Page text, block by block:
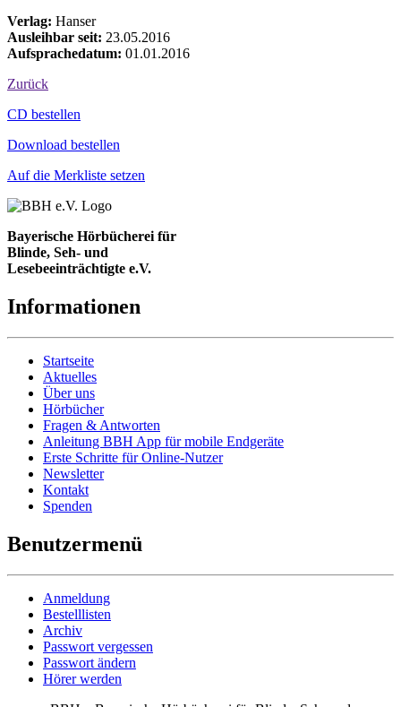
Verlag: Hanser
Ausleihbar seit: 23.05.2016
Aufsprachedatum: 01.01.2016
Zurück
Bestell-Aktionen
CD bestellen
Download bestellen
Auf die Merkliste setzen
Bayerische Hörbücherei für
Blinde, Seh- und
Lesebeeinträchtigte e.V.
Informationen
Startseite
Aktuelles
Über uns
Hörbücher
Fragen & Antworten
Anleitung BBH App für mobile Endgeräte
Erste Schritte für Online-Nutzer
Newsletter
Kontakt
Spenden
Benutzermenü
Anmeldung
Bestelllisten
Archiv
Passwort vergessen
Passwort ändern
Hörer werden